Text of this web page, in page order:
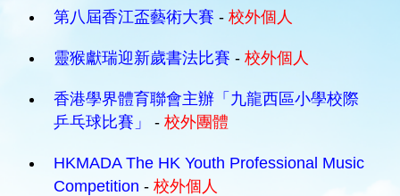
第八屆香江盃藝術大賽 - 校外個人
靈猴獻瑞迎新歲書法比賽 - 校外個人
香港學界體育聯會主辦「九龍西區小學校際
乒乓球比賽」
- 校外團體
HKMADA The HK Youth Professional Music
Competition - 校外個人